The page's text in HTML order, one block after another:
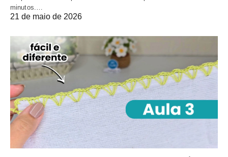
minutos.…
21 de maio de 2026